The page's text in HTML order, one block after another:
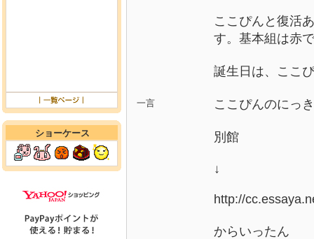
ショーケース
一言
ここぴんと復活
す。基本組は赤
誕生日は、ここ
ここぴんのにっ
別館
↓
http://
からいったん